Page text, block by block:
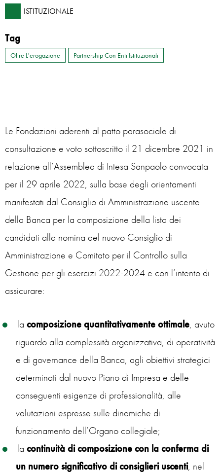
ISTITUZIONALE
Tag
Oltre L'erogazione Partnership Con Enti Istituzionali
Le Fondazioni aderenti al patto parasociale di
consultazione e voto sottoscritto il 21 dicembre 2021 in
relazione all’Assemblea di Intesa Sanpaolo convocata
per il 29 aprile 2022, sulla base degli orientamenti
manifestati dal Consiglio di Amministrazione uscente
della Banca per la composizione della lista dei
candidati alla nomina del nuovo Consiglio di
Amministrazione e Comitato per il Controllo sulla
Gestione per gli esercizi 2022-2024 e con l’intento di
assicurare:
la composizione quantitativamente ottimale, avuto
riguardo alla complessità organizzativa, di operatività
e di governance della Banca, agli obiettivi strategici
determinati dal nuovo Piano di Impresa e delle
conseguenti esigenze di professionalità, alle
valutazioni espresse sulle dinamiche di
funzionamento dell’Organo collegiale;
la continuità di composizione con la conferma di
un numero significativo di consiglieri uscenti, nel